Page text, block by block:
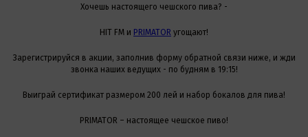
Хочешь настоящего чешского пива? -
HIT FM и PRIMATOR угощают!
Зарегистрируйся в акции, заполнив форму обратной связи ниже, и жди
звонка наших ведущих - по будням в 19:15!
Выиграй сертификат размером 200 лей и набор бокалов для пива!
PRIMATOR – настоящее чешское пиво!